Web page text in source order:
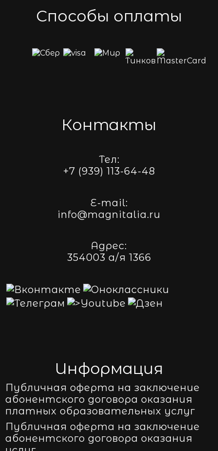
Способы оплаты
Контакты
Тел:
+7 (939) 113-64-48
E-mail:
info@magnitalia.ru
Адрес:
354003 а/я 1366
Информация
Публичная оферта на заключение
абонентского договора оказания
платных образовательных услуг
Публичная оферта на заключение
абонентского договора оказания